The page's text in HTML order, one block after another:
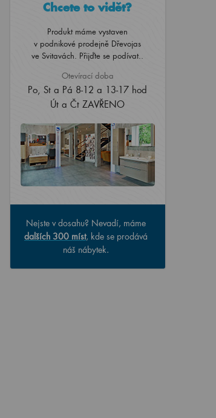
Chcete to vidět?
Produkt máme vystaven
v podnikové prodejně Dřevojas
ve Svitavách. Přijďte se podívat..
Otevírací doba
Po, St a Pá 8-12 a 13-17 hod
Út a Čt ZAVŘENO
Nejste v dosahu? Nevadí, máme
dalších 300 míst, kde se prodává
náš nábytek.